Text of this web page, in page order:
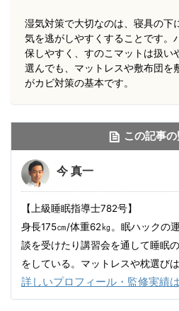
湿気対策で大切なのは、寝具の下
気を逃がしやすくすることです。
保しやすく、すのこマットは扱い
選んでも、マットレスや敷布団を
がカビ対策の基本です。
この記事
今 真一
【上級睡眠指導士782号】
身長175㎝/体重62㎏。眠ハックの
談を受けたり講習会を通して睡眠
をしている。マットレスや枕選び
詳しいプロフィール・監修実績